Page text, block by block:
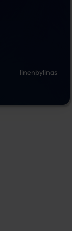
linenbylinas